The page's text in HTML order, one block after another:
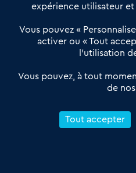
Derniers articles
Réseau 3C : un partenaire
Petitscommerces : Un
proximité et des territoires
Reprendre un Restaurant Rapide
expérience utilisateur
Vous pouvez «
activer ou « Tout
l’utilisation
Vous pouvez, à tout
de
Tout accepter